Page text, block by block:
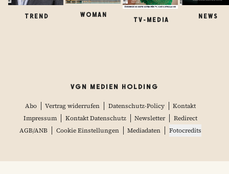
TREND WOMAN
TV-MEDIA
NEWS
VGN MEDIEN HOLDING
Abo Vertrag widerrufen Datenschutz-Policy
Kontakt
Impressum
Kontakt Datenschutz Newsletter
Redirect
AGB/ANB
Cookie Einstellungen Mediadaten Fotocredits